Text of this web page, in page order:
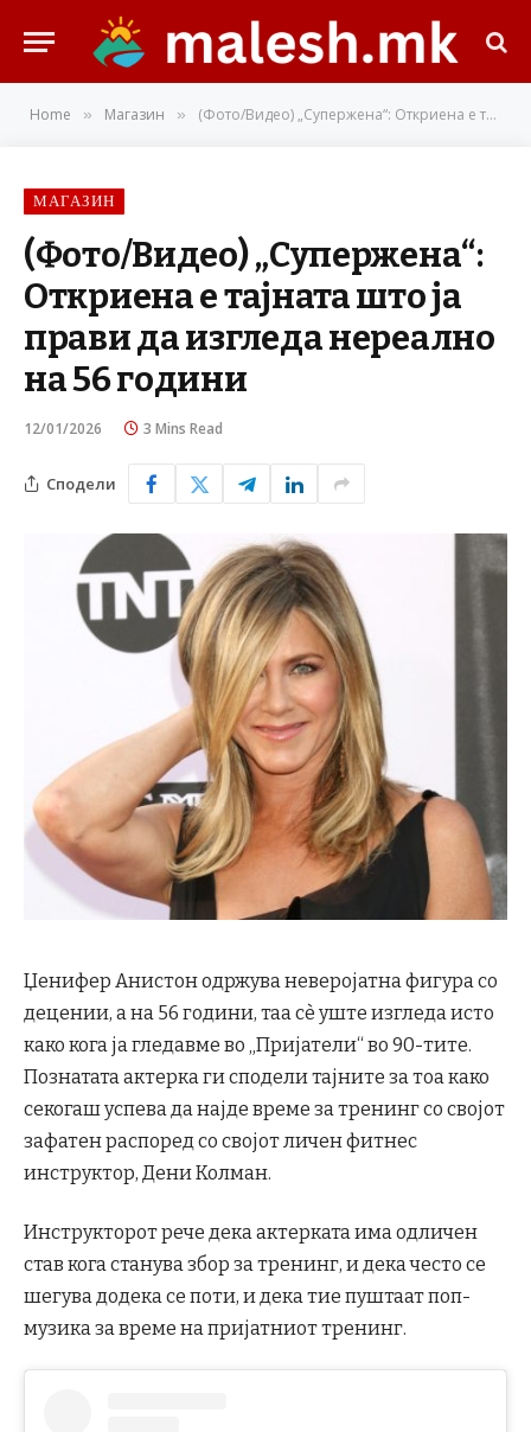
Home » Магазин » (Фото/Видео) „Супержена“: Откриена е тајната што ја прави да изгледа нереално на 56 години
МАГАЗИН
(Фото/Видео) „Супержена“:
Откриена е тајната што ја
прави да изгледа нереално
на 56 години
12/01/2026 3 Mins Read
Сподели
Џенифер Анистон одржува неверојатна фигура со
децении, а на 56 години, таа сè уште изгледа исто
како кога ја гледавме во „Пријатели“ во 90-тите.
Познатата актерка ги сподели тајните за тоа како
секогаш успева да најде време за тренинг со својот
зафатен распоред со својот личен фитнес
инструктор, Дени Колман.
Инструкторот рече дека актерката има одличен
став кога станува збор за тренинг, и дека често се
шегува додека се поти, и дека тие пуштаат поп-
музика за време на пријатниот тренинг.